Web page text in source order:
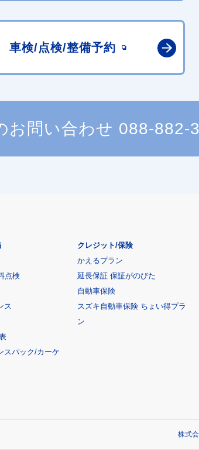
車検/点検/整備予約
お問い合わせ 088-882-
点検
ス
スパック/カーケ
クレジット/保険
かえるプラン
延長保証 保証がのびた
自動車保険
スズキ自動車保険 ちょい得プラ
ン
株式